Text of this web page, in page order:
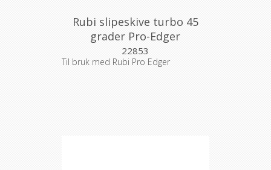
Rubi slipeskive turbo 45
grader Pro-Edger
22853
Til bruk med Rubi Pro Edger